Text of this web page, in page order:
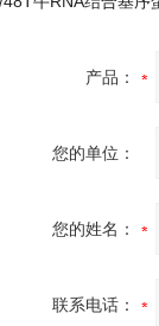
产品：
您的单位：
您的姓名：
联系电话：